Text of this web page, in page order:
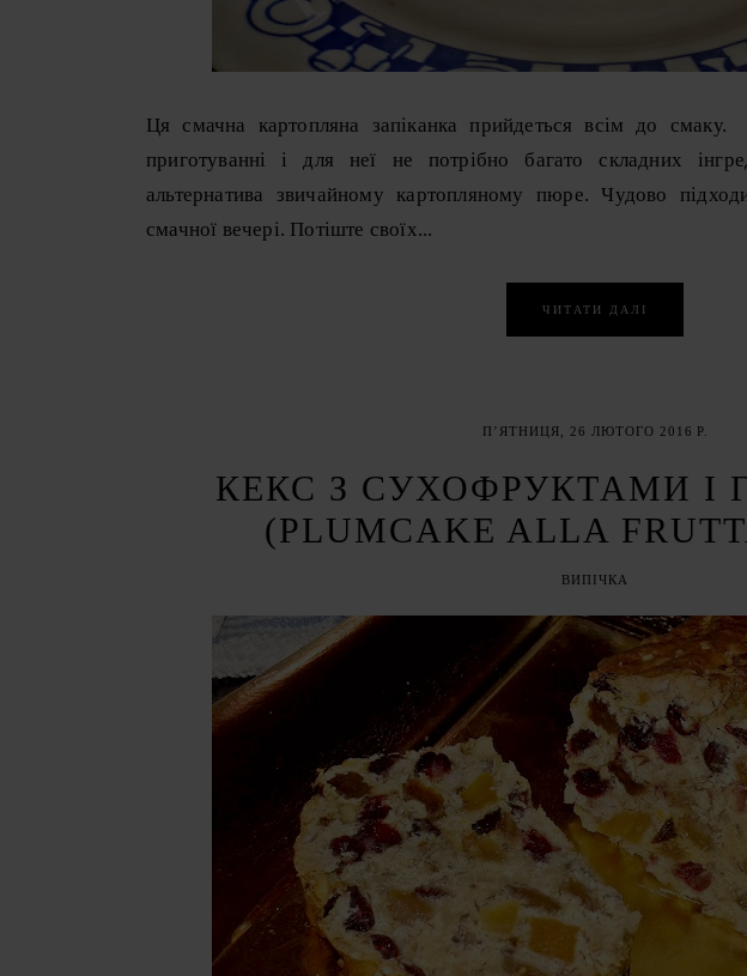
Ця смачна картопляна запіканка прийдеться всім до
приготуванні і для неї не потрібно багато складних
альтернатива звичайному картопляному пюре. Чудово
смачної вечері. Потіште своїх...
ЧИТАТИ ДАЛІ
ПʼЯТНИЦЯ, 26 ЛЮТОГО 2016 Р.
КЕКС З СУХОФРУКТАМИ І
(PLUMCAKE ALLA
ВИПІЧКА